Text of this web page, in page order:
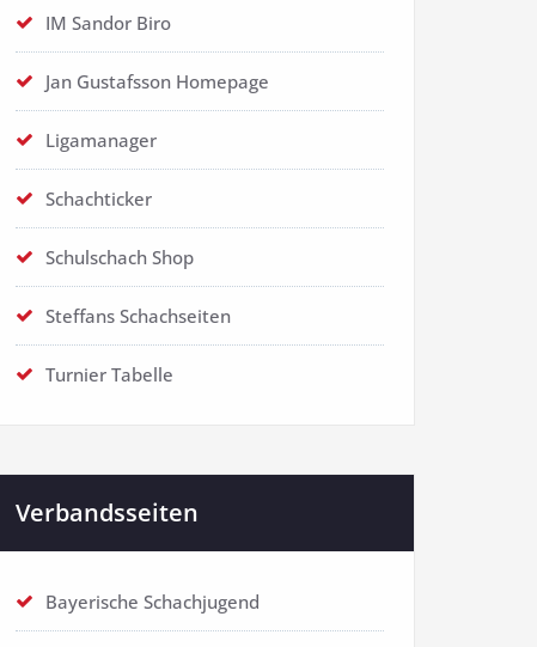
IM Sandor Biro
Jan Gustafsson Homepage
Ligamanager
Schachticker
Schulschach Shop
Steffans Schachseiten
Turnier Tabelle
Verbandsseiten
Bayerische Schachjugend